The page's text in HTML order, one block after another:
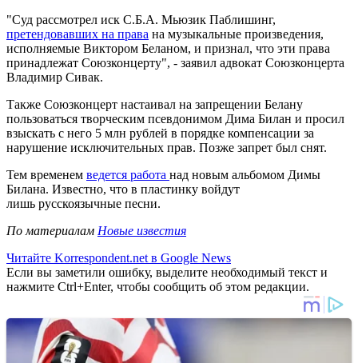
"Суд рассмотрел иск С.Б.А. Мьюзик Паблишинг,
претендовавших на права на музыкальные произведения,
исполняемые Виктором Беланом, и признал, что эти права
принадлежат Союзконцерту", - заявил адвокат Союзконцерта
Владимир Сивак.
Также Союзконцерт настаивал на запрещении Белану
пользоваться творческим псевдонимом Дима Билан и просил
взыскать с него 5 млн рублей в порядке компенсации за
нарушение исключительных прав. Позже запрет был снят.
Тем временем ведется работа над новым альбомом Димы
Билана. Известно, что в пластинку войдут
лишь русскоязычные песни.
По материалам Новые известия
Читайте Korrespondent.net в Google News
Если вы заметили ошибку, выделите необходимый текст и
нажмите Ctrl+Enter, чтобы сообщить об этом редакции.